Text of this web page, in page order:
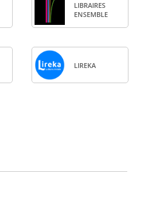
LIBRAIRES
ENSEMBLE
LIREKA